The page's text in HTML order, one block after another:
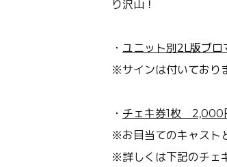
り沢山！
・ ユニット別2L版ブロ
※サインは付いており
・ チェキ券1枚 2,000
※お目当てのキャスト
※詳しくは下記のチェ